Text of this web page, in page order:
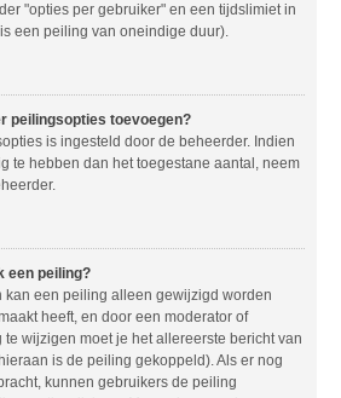
"opties per gebruiker" en een tijdslimiet in
een peiling van oneindige duur).
peilingsopties toevoegen?
is ingesteld door de beheerder. Indien
te hebben dan het toegestane aantal, neem
een peiling?
kan een peiling alleen gewijzigd worden
heeft, en door een moderator of
te wijzigen moet je het allereerste bericht van
is de peiling gekoppeld). Als er nog
kunnen gebruikers de peiling